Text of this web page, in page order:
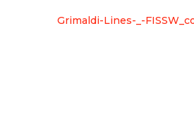
Grimaldi-Lines-_-